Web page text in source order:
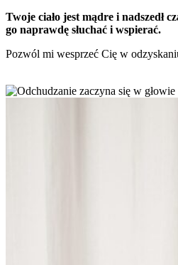
Twoje ciało jest mądre i nadszedł
go naprawdę słuchać i wspierać.
Pozwól mi wesprzeć Cię w